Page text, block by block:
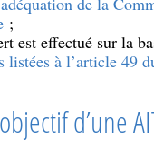
;
est effectué sur la
listées à l’article 49
d’une